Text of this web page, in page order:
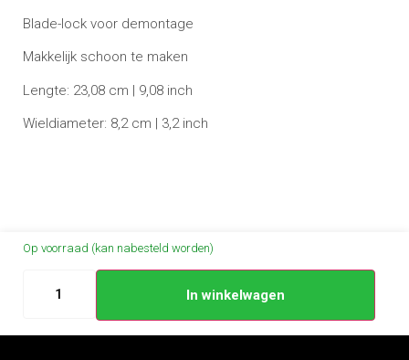
Blade-lock voor demontage
Makkelijk schoon te maken
Lengte: 23,08 cm | 9,08 inch
Wieldiameter: 8,2 cm | 3,2 inch
Op voorraad (kan nabesteld worden)
In winkelwagen